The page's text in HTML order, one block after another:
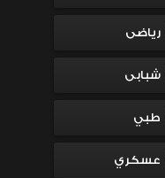
رياضى
شبابى
طبي
عسكري